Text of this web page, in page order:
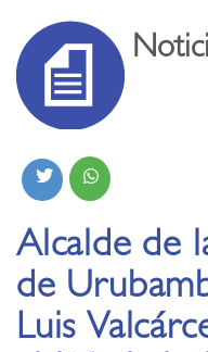
Alcalde de
de
Luis